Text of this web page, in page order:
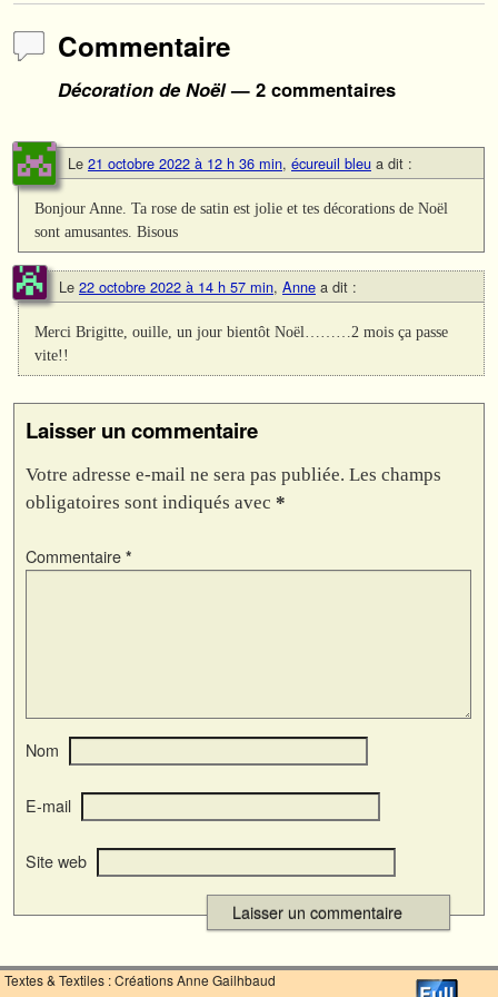
Commentaire
Décoration de Noël— 2 commentaires
Le 21 octobre 2022 à 12 h 36 min, écureuil bleu a dit :
Bonjour Anne. Ta rose de satin est jolie et tes décorations de Noël
sont amusantes. Bisous
Le 22 octobre 2022 à 14 h 57 min, Anne a dit :
Merci Brigitte, ouille, un jour bientôt Noël………2 mois ça passe
vite!!
Laisser un commentaire
Votre adresse e-mail ne sera pas publiée. Les champs
obligatoires sont indiqués avec *
Commentaire *
Nom
E-mail
Site web
Textes & Textiles : Créations Anne Gailhbaud